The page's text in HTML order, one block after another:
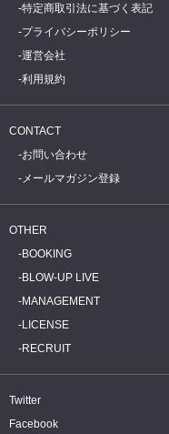
特定商取引法に基づく表記
プライバシーポリシー
運営会社
利用規約
CONTACT
お問い合わせ
メールマガジン登録
OTHER
BOOKING
BLOW-UP LIVE
MANAGEMENT
LICENSE
RECRUIT
Twitter
Facebook